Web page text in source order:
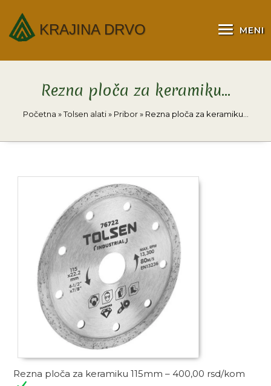
KRAJINA DRVO MENI
Rezna ploča za keramiku…
Početna »Tolsen alati» Pribor» Rezna ploča za keramiku…
Rezna ploča za keramiku 115mm – 400,00 rsd/kom